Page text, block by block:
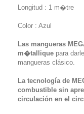
Longitud : 1 m�tre
Color : Azul
Las mangueras
m�tallique para
mangueras clásico.
La tecnología de
combustible sin
circulación en el